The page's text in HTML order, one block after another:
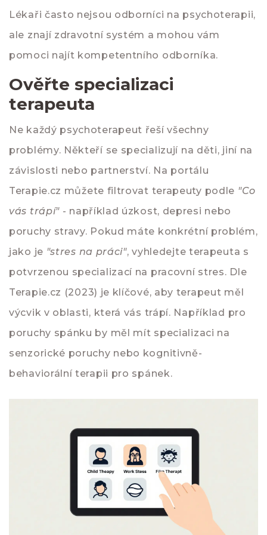
Lékaři často nejsou odborníci na psychoterapii,
ale znají zdravotní systém a mohou vám
pomoci najít kompetentního odborníka.
Ověřte specializaci
terapeuta
Ne každý psychoterapeut řeší všechny
problémy. Někteří se specializují na děti, jiní na
závislosti nebo partnerství. Na portálu
Terapie.cz můžete filtrovat terapeuty podle "Co
vás trápí" - například úzkost, depresi nebo
poruchy stravy. Pokud máte konkrétní problém,
jako je "stres na práci", vyhledejte terapeuta s
potvrzenou specializací na pracovní stres. Dle
Terapie.cz (2023) je klíčové, aby terapeut měl
výcvik v oblasti, která vás trápí. Například pro
poruchy spánku by měl mít specializaci na
senzorické poruchy nebo kognitivně-
behaviorální terapii pro spánek.